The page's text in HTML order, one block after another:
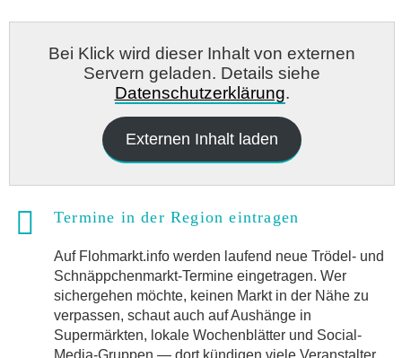
Bei Klick wird dieser Inhalt von externen
Servern geladen. Details siehe
Datenschutzerklärung.
Externen Inhalt laden
Termine in der Region eintragen
Auf Flohmarkt.info werden laufend neue Trödel- und
Schnäppchenmarkt-Termine eingetragen. Wer
sichergehen möchte, keinen Markt in der Nähe zu
verpassen, schaut auch auf Aushänge in
Supermärkten, lokale Wochenblätter und Social-